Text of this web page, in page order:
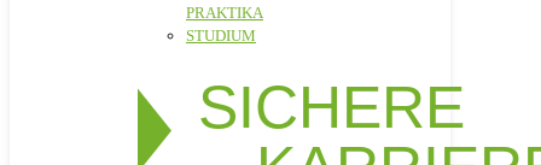
PRAKTIKA
STUDIUM
SICHERE